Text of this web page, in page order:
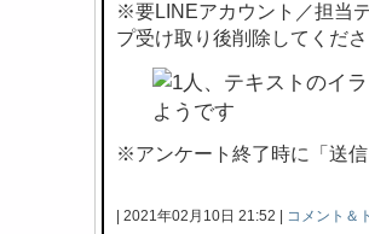
※要LINEアカウント／担当
プ受け取り後削除してくだ
※アンケート終了時に「送
| 2021年02月10日 21:52 | コメント＆